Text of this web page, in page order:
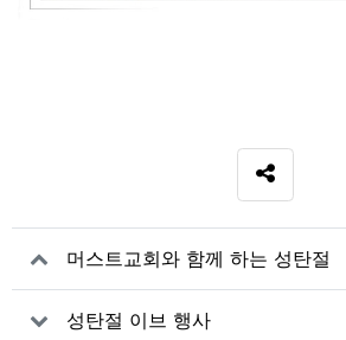
SNS 공유
관련자료
머스트교회와 함께 하는 성탄절
성탄절 이브 행사